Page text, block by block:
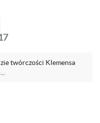
twórczości Klemensa